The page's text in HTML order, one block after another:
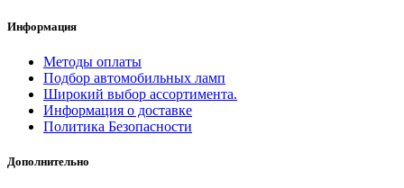
Информация
Методы оплаты
Подбор автомобильных ламп
Широкий выбор ассортимента.
Информация о доставке
Политика Безопасности
Дополнительно